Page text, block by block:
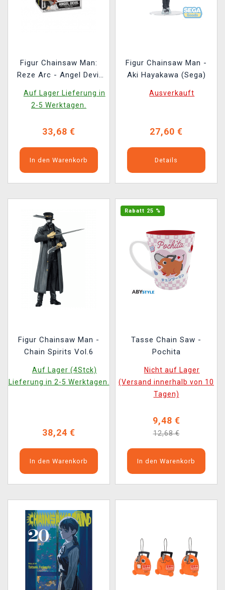
Figur Chainsaw Man:
Reze Arc - Angel Devil
2350)
Auf Lager Lieferung in
2-5 Werktagen.
33,68 €
In den Warenkorb
Figur Chainsaw Man -
Aki Hayakawa (Sega)
Ausverkauft
27,60 €
Details
Figur Chainsaw Man -
Chain Spirits Vol.6
Auf Lager (4Stck)
Lieferung in 2-5 Werktagen.
38,24 €
In den Warenkorb
Rabatt 25 %
Tasse Chain Saw -
Pochita
Nicht auf Lager
(Versand innerhalb von 10
Tagen)
9,48 €
12,68 €
In den Warenkorb